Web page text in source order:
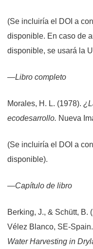
(Se incluiría el DOI a
disponible. En caso de
disponible, se usará la
—Libro completo
Morales, H. L. (1978).
ecodesarrollo. Nueva
(Se incluiría el DOI a
disponible).
—Capítulo de libro
Berking, J., & Schütt, B.
Vélez Blanco, SE-
Water Harvesting in